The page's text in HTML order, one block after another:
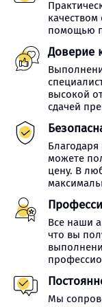
помощью
Доверие
высокой
сдачей
можете
цену. В
Все наши
что вы
Мы